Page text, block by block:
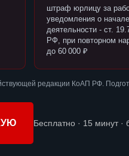
штраф юрлицу за
уведомления о начале
деятельности - ст.
РФ, при повторном
до 60 000 ₽
редакции КоАП РФ.
Бесплатно · 15 минут ·